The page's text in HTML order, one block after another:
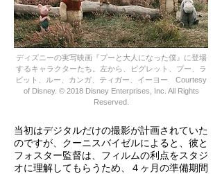
ディズニーの実写映画『プーと大人になった僕』に登場
するキャラクターたち。左から、ピグレット、プー、ラ
ビット、ルー、カンガ、ティガー、イーヨー Courtesy
of Disney. © 2018 Disney Enterprises, Inc. All Rights
Reserved.
当初はデジタルだけの撮影が計画されていた
のですが、クーニスバイゼルによると、彼と
フォスター監督は、フィルムの利点をスタジ
オに理解してもらうため、４ヶ月の準備期間